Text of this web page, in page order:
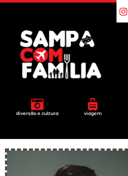
diversão e cultura viagem